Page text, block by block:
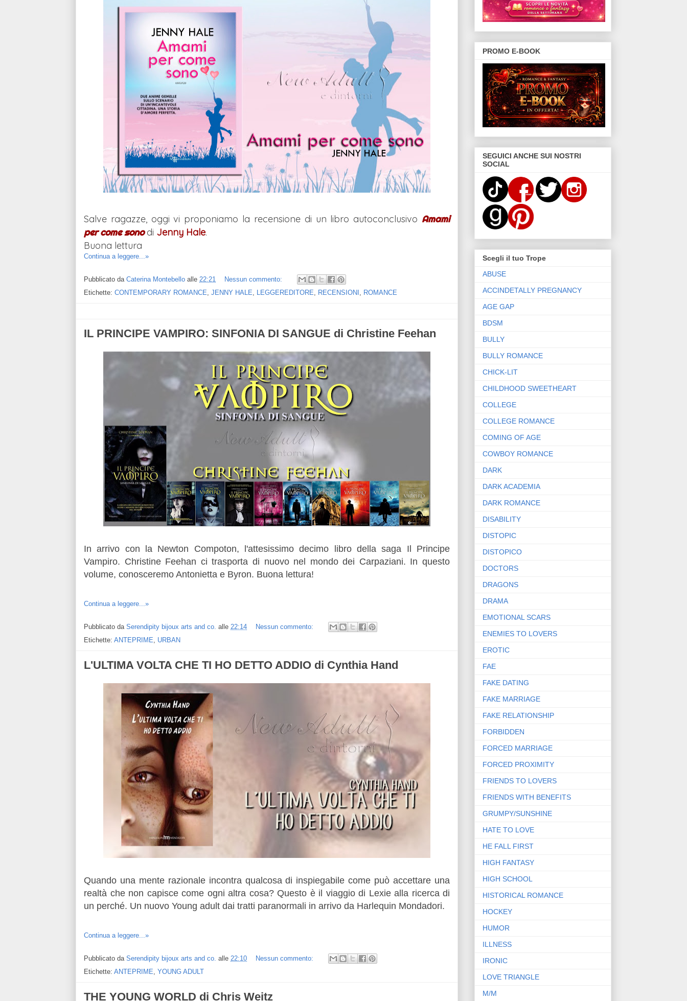
Salve ragazze, oggi vi proponiamo la recensione di un libro autoconclusivo Amami
per come sonodi Jenny Hale.
Buona lettura
Continua a leggere...»
Pubblicato da Caterina Montebello alle 22:21
Nessun commento:
Etichette: CONTEMPORARY ROMANCE, JENNY HALE, LEGGEREDITORE, RECENSIONI , ROMANCE
IL PRINCIPE VAMPIRO: SINFONIA DI SANGUE di Christine Feehan
In arrivo con la Newton Compoton, l'attesissimo decimo libro della saga Il Principe
Vampiro. Christine Feehan ci trasporta di nuovo nel mondo dei Carpaziani. In questo
volume, conosceremo Antonietta e Byron. Buona lettura!
Continua a leggere...»
Pubblicato da Serendipity bijoux arts and co. alle 22:14
Nessun commento:
Etichette: ANTEPRIME, URBAN
L'ULTIMA VOLTA CHE TI HO DETTO ADDIO di Cynthia Hand
Quando una mente razionale incontra qualcosa di inspiegabile come può accettare una
realtà che non capisce come ogni altra cosa? Questo è il viaggio di Lexie alla ricerca di
un perché. Un nuovo Young adult dai tratti paranormali in arrivo da Harlequin Mondadori.
Continua a leggere...»
Pubblicato da Serendipity bijoux arts and co. alle 22:10
Nessun commento:
Etichette: ANTEPRIME, YOUNG ADULT
THE YOUNG WORLD di Chris Weitz
PROMO E-BOOK
SEGUICI ANCHE SUI NOSTRI
SOCIAL
Scegli il tuo Trope
ABUSE
ACCINDETALLY PREGNANCY
AGE GAP
BDSM
BULLY
BULLY ROMANCE
CHICK-LIT
CHILDHOOD SWEETHEART
COLLEGE
COLLEGE ROMANCE
COMING OF AGE
COWBOY ROMANCE
DARK
DARK ACADEMIA
DARK ROMANCE
DISABILITY
DISTOPIC
DISTOPICO
DOCTORS
DRAGONS
DRAMA
EMOTIONAL SCARS
ENEMIES TO LOVERS
EROTIC
FAE
FAKE DATING
FAKE MARRIAGE
FAKE RELATIONSHIP
FORBIDDEN
FORCED MARRIAGE
FORCED PROXIMITY
FRIENDS TO LOVERS
FRIENDS WITH BENEFITS
GRUMPY/SUNSHINE
HATE TO LOVE
HE FALL FIRST
HIGH FANTASY
HIGH SCHOOL
HISTORICAL ROMANCE
HOCKEY
HUMOR
ILLNESS
IRONIC
LOVE TRIANGLE
M/M